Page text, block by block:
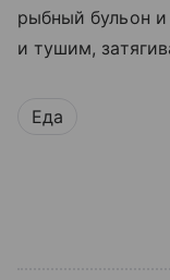
рыбный бульон
и тушим,
Еда